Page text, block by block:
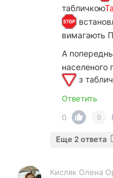
табличкою
вимагають
А
населеного
з
Ответить
0
0
Еще 2 ответа
Кисляк Олена